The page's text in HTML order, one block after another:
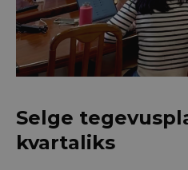
Selge
kvartaliks